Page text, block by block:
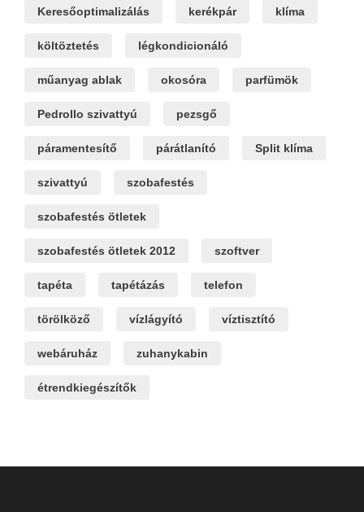
Keresőoptimalizálás kerékpár klíma
költöztetés légkondicionáló
műanyag ablak okosóra parfümök
Pedrollo szivattyú pezsgő
páramentesítő párátlanító Split klíma
szivattyú szobafestés
szobafestés ötletek
szobafestés ötletek 2012 szoftver
tapéta tapétázás telefon
törölköző vízlágyító víztisztító
webáruház zuhanykabin
étrendkiegészítők